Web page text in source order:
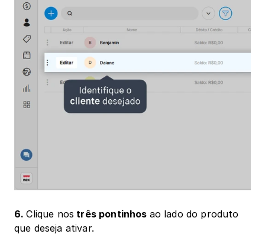
6. Clique nos três pontinhos ao lado do produto
que deseja ativar.